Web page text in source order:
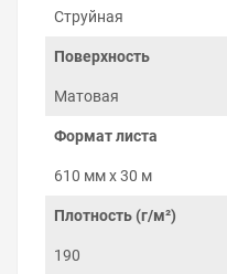
100 г/м² (рулон 610 мм
подарить себе радость
продукта и сочные,
материалы в фото-
сейчас по самой лучшей
Струйная
Поверхность
Матовая
Формат листа
610 мм х 30 м
Плотность (г/м²)
190